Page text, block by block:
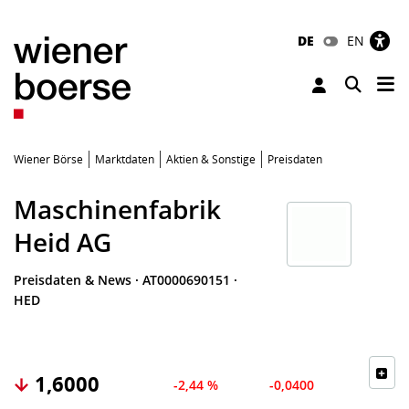
DE EN
Toggle
Wiener Börse Marktdaten Aktien & Sonstige Preisdaten
Maschinenfabrik
Heid AG
Preisdaten & News · AT0000690151 ·
HED
1,6000 -2,44 % -0,0400